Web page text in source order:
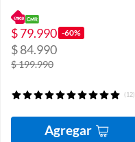
$ 79.990 -60%
$ 84.990
$ 199.990
(12)
Agregar